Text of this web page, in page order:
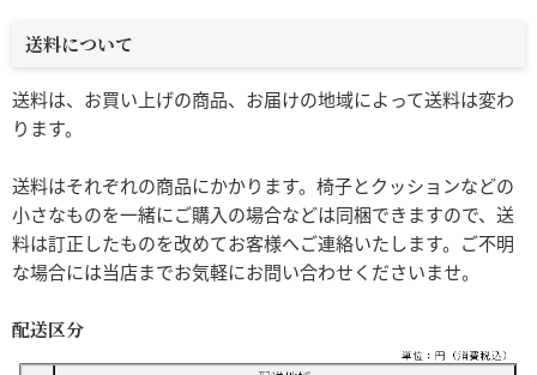
送料について
送料は、お買い上げの商品、お届けの地域によって送料は変わ
ります。
送料はそれぞれの商品にかかります。椅子とクッションなどの
小さなものを一緒にご購入の場合などは同梱できますので、送
料は訂正したものを改めてお客様へご連絡いたします。ご不明
な場合には当店までお気軽にお問い合わせくださいませ。
配送区分